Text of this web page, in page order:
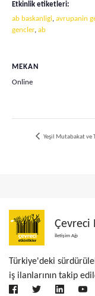
Etkinlik etiketleri:
ab baskanligi, avrupanin
gencler, ab
MEKAN
Online
Yeşil Mutabakat ve
Çevreci
İletişim Ağı
Türkiye'deki
iş ilanlarının takip